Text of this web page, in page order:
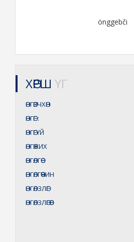
önggebči
ХӨРШ ҮГ
ӨНГӨВЧХӨН
ӨНГӨГ:
ӨНГӨГҮЙ
ӨНГӨЖИХ
ӨНГӨЛГӨӨ
ӨНГӨЛГӨӨЧИН
ӨНГӨЛЗЛӨГ
ӨНГӨЛЗЛӨГӨӨ